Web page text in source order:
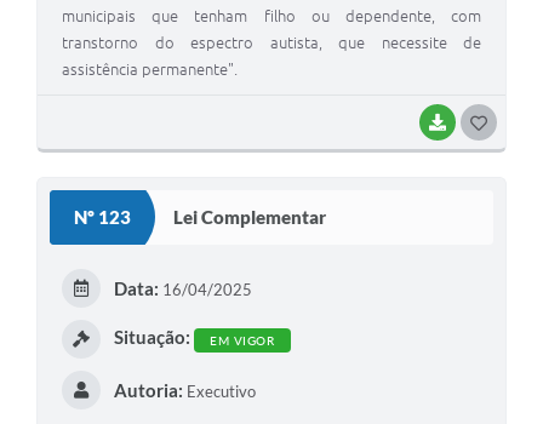
BAIXAR
municipais que tenham filho ou dependente, com
transtorno do espectro autista, que necessite de
assistência permanente".
Nº 123 Lei Complementar
Data: 16/04/2025
Situação: EM VIGOR
Autoria: Executivo